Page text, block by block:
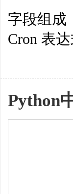
字段组成
Cron 表
Python